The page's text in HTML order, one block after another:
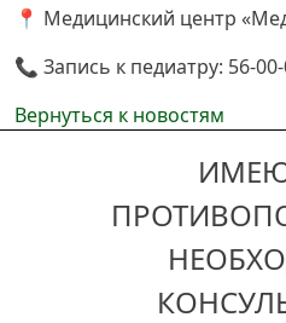
📍 Медицинский центр
📞 Запись к педиатру: 56-
Вернуться к новостям